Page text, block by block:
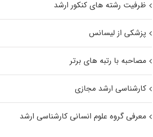
ظرفیت رشته های کنکور ارشد
پزشکی از لیسانس
مصاحبه با رتبه های برتر
کارشناسی ارشد مجازی
معرفی گروه علوم انسانی کارشناسی ارشد